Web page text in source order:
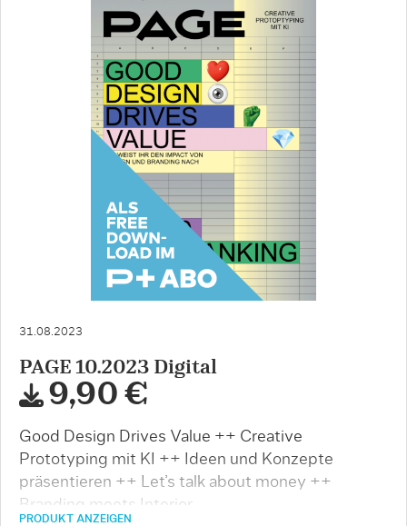
31.08.2023
PAGE 10.2023 Digital
9,90 €
Good Design Drives Value ++ Creative
Prototyping mit KI ++ Ideen und Konzepte
präsentieren ++ Let’s talk about money ++
Branding meets Interior …
PRODUKT ANZEIGEN